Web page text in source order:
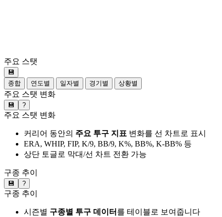
주요 스탯
💾
종합
연도별 일자별 경기별 상황별
주요 스탯 변화
💾 ?
주요 스탯 변화
커리어 동안의 주요 투구 지표 변화를 선 차트로 표시
ERA, WHIP, FIP, K/9, BB/9, K%, BB%, K-BB% 등
상단 토글로 막대/선 차트 전환 가능
구종 추이
💾 ?
구종 추이
시즌별 구종별 투구 데이터 를 테이블로 보여줍니다